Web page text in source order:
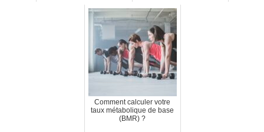
Comment calculer votre
taux métabolique de base
(BMR) ?